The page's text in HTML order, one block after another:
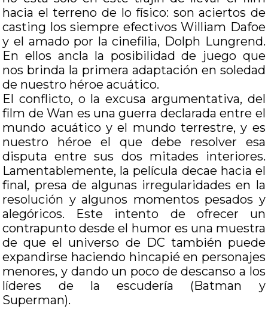
hacia el terreno de lo físico: son aciertos de
casting los siempre efectivos William Dafoe
y el amado por la cinefilia, Dolph Lungrend.
En ellos ancla la posibilidad de juego que
nos brinda la primera adaptación en soledad
de nuestro héroe acuático.
El conflicto, o la excusa argumentativa, del
film de Wan es una guerra declarada entre el
mundo acuático y el mundo terrestre, y es
nuestro héroe el que debe resolver esa
disputa entre sus dos mitades interiores.
Lamentablemente, la película decae hacia el
final, presa de algunas irregularidades en la
resolución y algunos momentos pesados y
alegóricos. Este intento de ofrecer un
contrapunto desde el humor es una muestra
de que el universo de DC también puede
expandirse haciendo hincapié en personajes
menores, y dando un poco de descanso a los
líderes de la escudería (Batman y
Superman).